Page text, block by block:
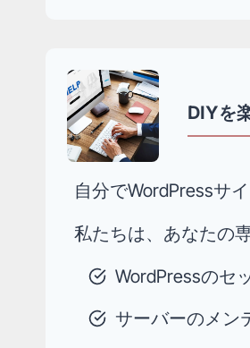
DIYを
自分でWordPressサ
私たちは、あなたの
WordPressのセ
サーバーのメン